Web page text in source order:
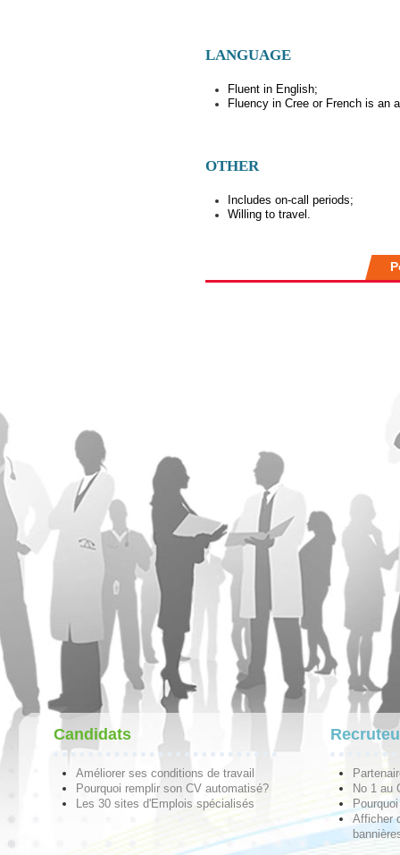
LANGUAGE
Fluent in English;
Fluency in Cree or French is an
OTHER
Includes on-call periods;
Willing to travel.
Candidats
Améliorer ses conditions de travail
Pourquoi remplir son CV automatisé?
Les 30 sites d'Emplois spécialisés
No 1 au
Afficher